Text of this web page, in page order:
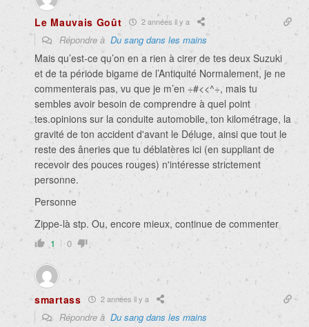
Le Mauvais Goût 2 années il y a
Répondre à Du sang dans les mains
Mais qu’est-ce qu’on en a rien à cirer de tes deux Suzuki
et de ta période bigame de l’Antiquité Normalement, je ne
commenterais pas, vu que je m’en ÷#<<^÷, mais tu
sembles avoir besoin de comprendre à quel point
tes.opinions sur la conduite automobile, ton kilométrage, la
gravité de ton accident d'avant le Déluge, ainsi que tout le
reste des âneries que tu déblatères ici (en suppliant de
recevoir des pouces rouges) n'intéresse strictement
personne.
Personne
Zippe-là stp. Ou, encore mieux, continue de commenter
1 0
smartass 2 années il y a
Répondre à Du sang dans les mains